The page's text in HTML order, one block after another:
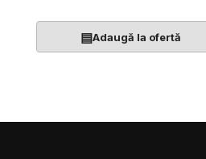
▤Adaugă la ofertă